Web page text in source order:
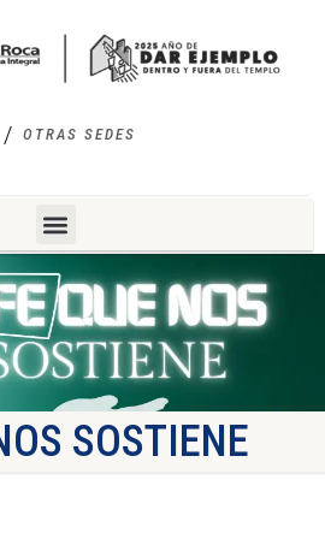
OTRAS SEDES
SOSTIENE